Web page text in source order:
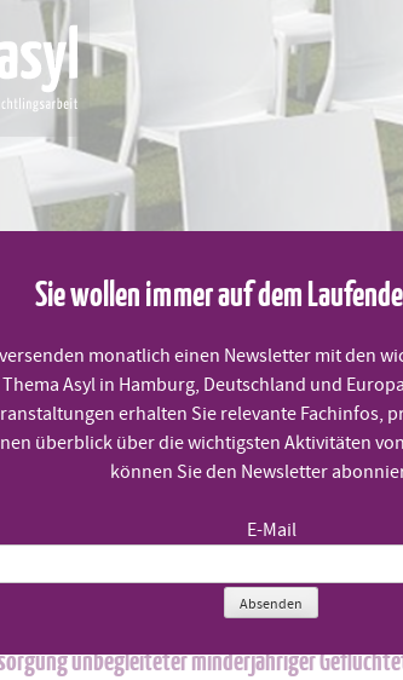
PRAKTISCHE HILFEN
unbegleiteter minderjähriger
Sie wollen immer auf dem
monatlich einen Newsletter mit den
Asyl in Hamburg, Deutschland und
erhalten Sie relevante Fachinfos,
überblick über die wichtigsten Aktivitäten
können Sie den Newsletter
E-Mail
Absenden